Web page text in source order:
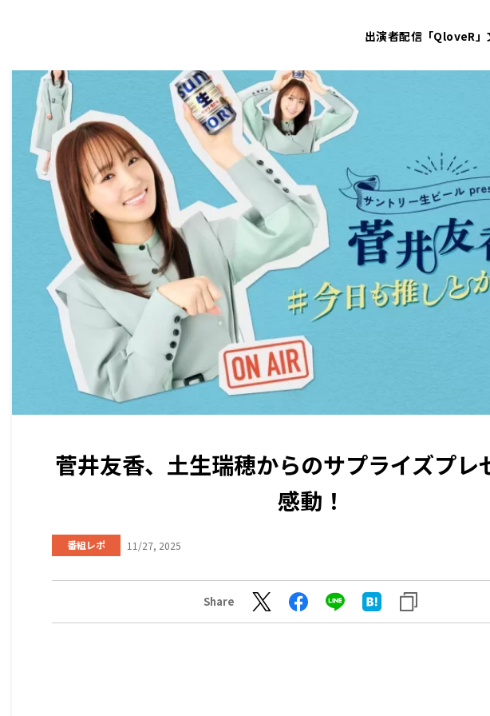
出演者配信「QloveR」
菅井友香、土生瑞穂からのサプライズプレ
感動！
番組レポ 11/27, 2025
Share